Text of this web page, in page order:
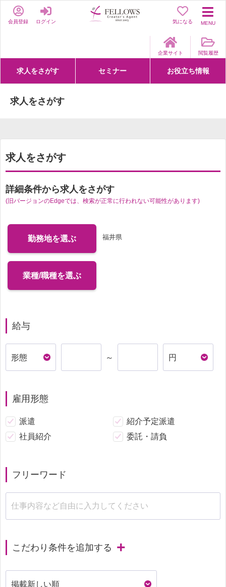
会員登録 ログイン 気になる MENU
企業サイト 閲覧履歴
求人をさがす
詳細条件からさがす
求人特集からさがす
セミナー
セミナーをさがす
クリエイティブNEXT
クリエイターズファーム
e-ラーニング
Fellows Creative Academy
企業研修
お役立ち情報
お役立ち情報一覧
聞くは一時、聞かぬは一生
クリエイターのお仕事図鑑
クリエイターの声
Q&A
企業様向けお役立ち情報
求人をさがす
求人をさがす
詳細条件から求人をさがす
(旧バージョンのEdgeでは、検索が正常に行われない可能性があります)
勤務地を選ぶ 福井県
業種/職種を選ぶ
給与
～
雇用形態
派遣
紹介予定派遣
社員紹介
委託・請負
フリーワード
こだわり条件を追加する